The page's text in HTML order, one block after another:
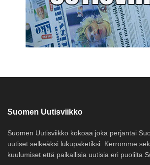
Suomen Uutisviikko
Suomen Uutisviikko kokoaa joka perjantai
uutiset selkeäksi lukupaketiksi. Kerromme
kuulumiset että paikallisia uutisia eri puolilta